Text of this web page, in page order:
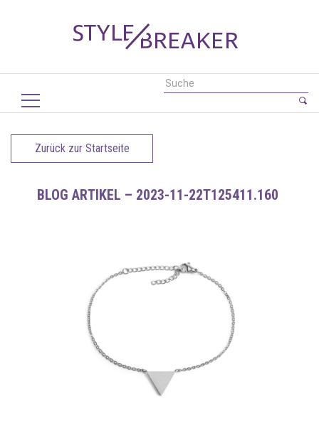
Zurück zur Startseite
BLOG ARTIKEL – 2023-11-22T125411.160